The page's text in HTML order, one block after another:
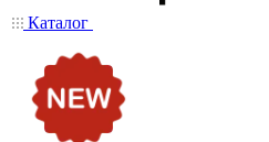
Каталог